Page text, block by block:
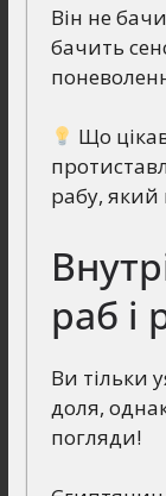
Він не
бачить
Що
рабу, який
раб і
Ви тільки
доля,
погляди!